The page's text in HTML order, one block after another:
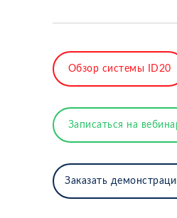
Обзор системы ID20
Заказать
Записаться на